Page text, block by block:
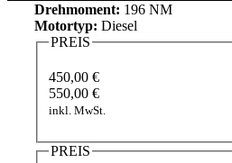
Drehmoment: 196 NM
Motortyp: Diesel
PREIS
450,00 €
550,00 €
inkl. MwSt.
PREIS